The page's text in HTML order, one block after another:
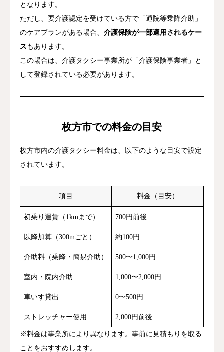
となります。
ただし、要介護認定を受けている方で「通院等乗降介助」
のケアプランがある場合、 介護保険が一部適用されるケー
ス もあります。
この場合は、介護タクシー事業所が「介護保険事業者」と
して登録されている必要があります。
枚方市での料金の目安
枚方市内の介護タクシー料金は、以下のような目安で設定
されています。
項目 料金（目安）
初乗り運賃（1kmまで） 700円前後
以降加算（300mごと） 約100円
介助料（乗降・簡易介助） 500〜1,000円
室内・院内介助 1,000〜2,000円
車いす貸出 0〜500円
ストレッチャー使用 2,000円前後
※料金は事業所により異なります。事前に見積もりを取る
ことをおすすめします。